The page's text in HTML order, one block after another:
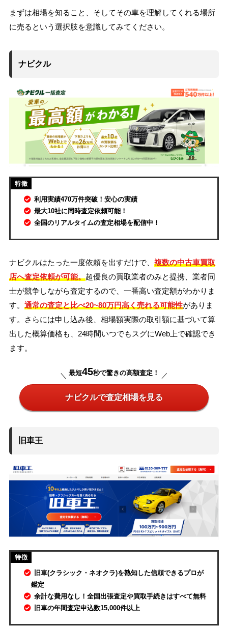
まずは相場を知ること、そしてその車を理解してくれる場所
に売るという選択肢を意識してみてください。
ナビクル
利用実績470万件突破！安心の実績
最大10社に同時査定依頼可能！
全国のリアルタイムの査定相場を配信中！
ナビクルはたった一度依頼を出すだけで、 複数の中古車買取
店へ査定依頼が可能。超優良の買取業者のみと提携、業者同
士が競争しながら査定するので、一番高い査定額がわかりま
す。 通常の査定と比べ20~80万円高く売れる可能性がありま
す。さらには申し込み後、相場額実際の取引額に基づいて算
出した概算価格も、24時間いつでもスグにWeb上で確認でき
ます。
最短45秒で驚きの高額査定！
ナビクルで査定相場を見る
旧車王
旧車(クラシック・ネオクラ)を熟知した信頼できるプロが
鑑定
余計な費用なし！全国出張査定や買取手続きはすべて無料
旧車の年間査定申込数15,000件以上